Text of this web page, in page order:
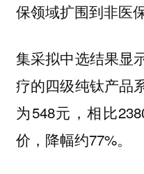
保领域扩围到非医
集采拟中选结果显
疗的四级纯钛产品
为548元，相比
价，降幅约77%。